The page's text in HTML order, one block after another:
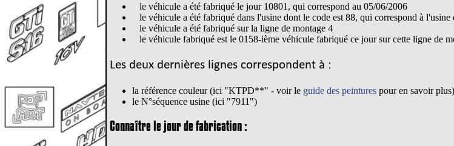
le véhicule a été fabriqué le jour 10801, qui correspond au 05/06/2006
le véhicule a été fabriqué dans l'usine dont le code est 88, qui correspond à l'usine
le véhicule a été fabriqué sur la ligne de montage 4
le véhicule fabriqué est le 0158-ième véhicule fabriqué ce jour sur cette ligne de
Les deux dernières lignes correspondent à :
la référence couleur (ici "KTPD**" - voir le guide des peintures pour en savoir plus)
le N°séquence usine (ici "7911")
Connaître le jour de fabrication :